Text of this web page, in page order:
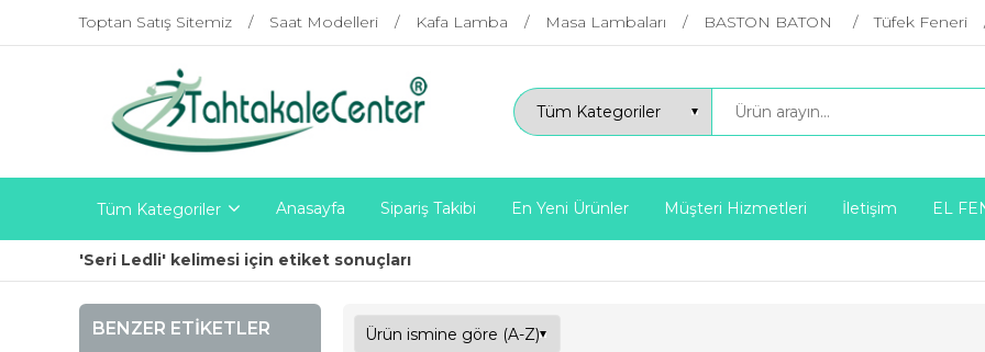
Toptan Satış Sitemiz Saat Modelleri Kafa Lamba Masa Lambaları BASTON BATON Tüfek Feneri
Tüm Kategoriler Anasayfa Sipariş Takibi En Yeni Ürünler Müşteri Hizmetleri İletişim EL
'Seri Ledli' kelimesi için etiket sonuçları
BENZER ETIKETLER